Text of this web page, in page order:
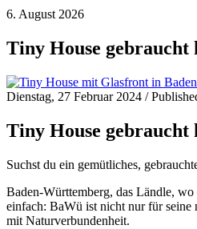
6. August 2026
Tiny House
Dienstag, 27 Februar 2024 /
Tiny House
Suchst du ein gemütliches,
Baden-Württemberg, das Ländle,
einfach: BaWü ist nicht nur für seine
mit Naturverbundenheit.